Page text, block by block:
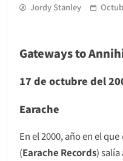
Jordy Stanley
Gateways to
17 de octubre del
Earache
En el 2000, año en el que
(Earache Records)